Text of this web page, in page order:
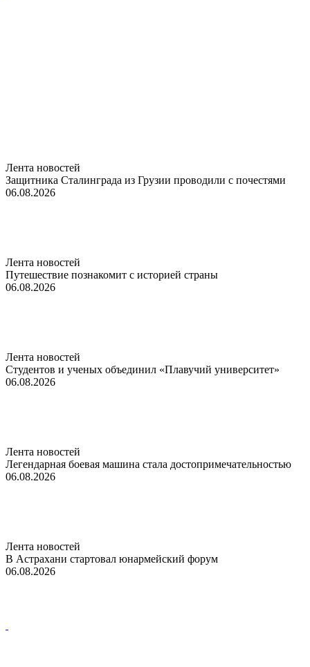
Лента новостей
Защитника Сталинграда из Грузии проводили с почестями
06.08.2026
Лента новостей
Путешествие познакомит с историей страны
06.08.2026
Лента новостей
Студентов и ученых объединил «Плавучий университет»
06.08.2026
Лента новостей
Легендарная боевая машина стала достопримечательностью
06.08.2026
Лента новостей
В Астрахани стартовал юнармейский форум
06.08.2026